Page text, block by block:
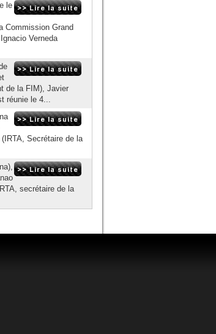
le
Commission Grand
Verneda
de la FIM), Javier
réunie le 4...
Secrétaire de la
secrétaire de la